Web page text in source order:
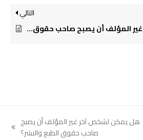
التالي
هل يمكن لشخص آخر غير المؤلف أن يصبح صاحب حقوق الطبع والنشر؟
هل يمكن لشخص آخر غير المؤلف أن يصبح
صاحب حقوق الطبع والنشر؟